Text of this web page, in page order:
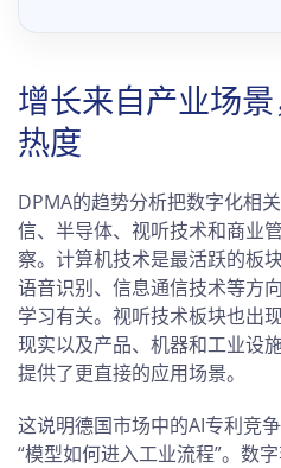
增长来自产业场
热度
DPMA的趋势分析把数字化相
信、半导体、视听技术和商业
察。计算机技术是最活跃的板
语音识别、信息通信技术等方
学习有关。视听技术板块也出
现实以及产品、机器和工业设
提供了更直接的应用场景。
这说明德国市场中的AI专利竞
“模型如何进入工业流程”。数